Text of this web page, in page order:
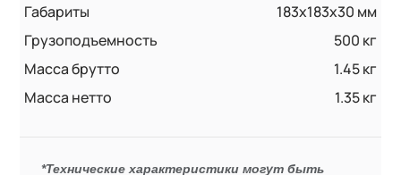
Габариты
183x183x30 мм
Грузоподъемность
500 кг
Масса брутто
1.45 кг
Масса нетто
1.35 кг
*Технические характеристики могут быть